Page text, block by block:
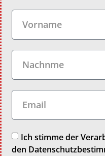
Ich stimme der
den